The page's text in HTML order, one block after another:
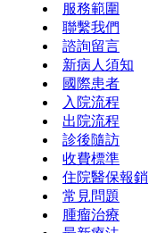
服務範圍
聯繫我們
諮詢留言
新病人須知
國際患者
入院流程
出院流程
診後隨訪
收費標準
住院醫保報銷
常見問題
腫瘤治療